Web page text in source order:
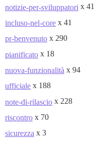
notizie-per-sviluppatori x 41
incluso-nel-core x 41
pr-benvenuto x 290
pianificato x 18
nuova-funzionalità x 94
ufficiale x 188
note-di-rilascio x 228
riscontro x 70
sicurezza x 3